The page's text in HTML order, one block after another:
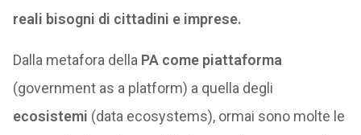
reali bisogni di cittadini e imprese.
Dalla metafora della PA come piattaforma
(government as a platform) a quella degli
ecosistemi (data ecosystems), ormai sono molte le